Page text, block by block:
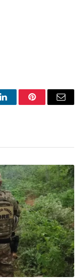
LinkedInPinterestEmail